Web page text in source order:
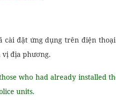
cài đặt ứng dụng trên điện
vị địa phương.
who had already installed
units.